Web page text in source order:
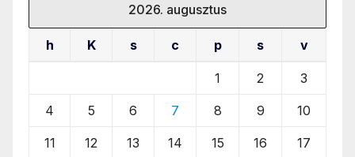
2026. augusztus
h K s c p s v
1 2 3
4 5 6 7 8 9 10
11 12 13 14 15 16 17